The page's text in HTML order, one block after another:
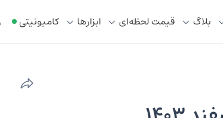
بلاگ قیمت لحظه‌ای ابزار‌ها کامیونیتی